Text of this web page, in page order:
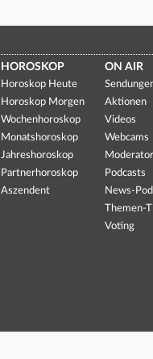
HOROSKOP
Horoskop Heute
Horoskop Morgen
Wochenhoroskop
Monatshoroskop
Jahreshoroskop
Partnerhoroskop
Aszendent
ON AIR
Aktionen
Videos
Webcams
Podcasts
News-
Themen-
Voting